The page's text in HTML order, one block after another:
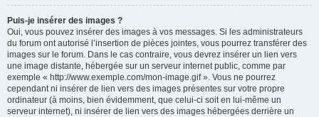
Puis-je insérer des images ?
Oui, vous pouvez insérer des images à vos messages. Si les administrateurs
du forum ont autorisé l’insertion de pièces jointes, vous pourrez transférer des
images sur le forum. Dans le cas contraire, vous devrez insérer un lien vers
une image distante, hébergée sur un serveur internet public, comme par
exemple « http://www.exemple.com/mon-image.gif ». Vous ne pourrez
cependant ni insérer de lien vers des images présentes sur votre propre
ordinateur (à moins, bien évidemment, que celui-ci soit en lui-même un
serveur internet), ni insérer de lien vers des images hébergées derrière un